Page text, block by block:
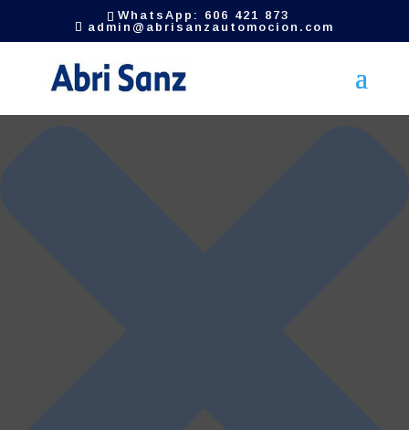
Gestionar el consentimiento de las cookies
WhatsApp: 606 421 873
admin@abrisanzautomocion.com